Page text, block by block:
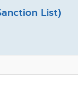
List)